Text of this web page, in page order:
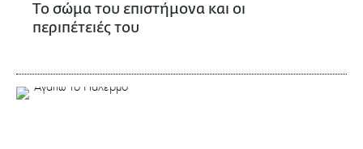
Το σώμα του επιστήμονα και οι
περιπέτειές του